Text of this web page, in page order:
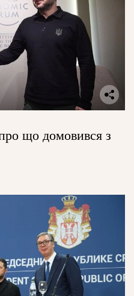
що домовився з